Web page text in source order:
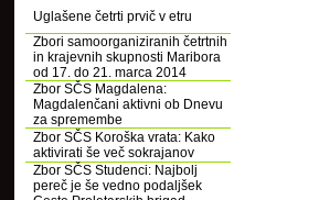
Uglašene četrti prvič v etru
Zbori samoorganiziranih četrtnih
in krajevnih skupnosti Maribora
od 17. do 21. marca 2014
Zbor SČS Magdalena:
Magdalenčani aktivni ob Dnevu
za spremembe
Zbor SČS Koroška vrata: Kako
aktivirati še več sokrajanov
Zbor SČS Studenci: Najbolj
pereč je še vedno podaljšek